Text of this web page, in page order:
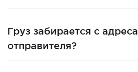
Груз забирается с адреса
отправителя?